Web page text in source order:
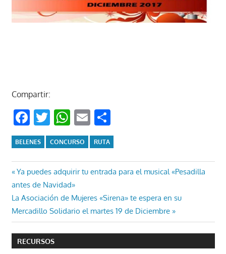
Compartir:
Facebook
Twitter
WhatsApp
EmailCompartir
BELENES CONCURSO RUTA
Navegación
de
entradas
Entrada
anterior:
Ya puedes adquirir tu entrada para el musical «Pesadilla
antes de Navidad»
Entrada
siguiente:
La Asociación de Mujeres «Sirena» te espera en su
Mercadillo Solidario el martes 19 de Diciembre
RECURSOS